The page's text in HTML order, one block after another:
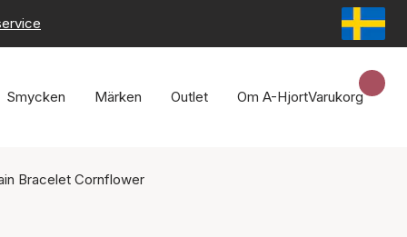
Smycken Märken Outlet Om A-HjortVarukorg
Bracelet Cornflower